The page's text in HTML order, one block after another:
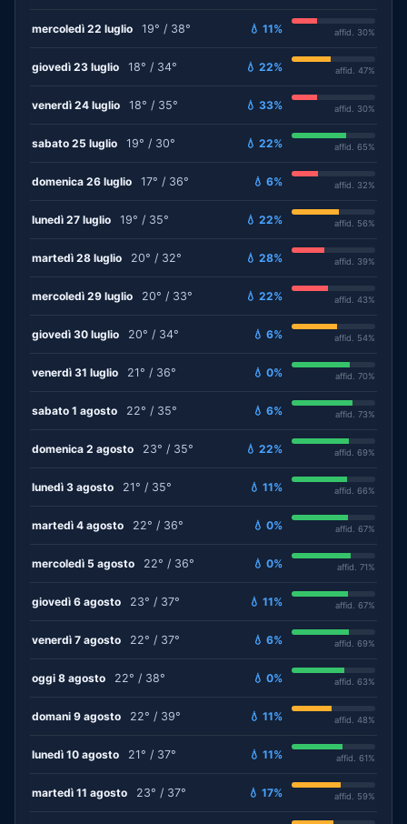
mercoledì 22 luglio 19° / 38° 💧 11% affid. 30%
giovedì 23 luglio 18° / 34° 💧 22% affid. 47%
venerdì 24 luglio 18° / 35° 💧 33% affid. 30%
sabato 25 luglio 19° / 30° 💧 22% affid. 65%
domenica 26 luglio 17° / 36° 💧 6% affid. 32%
lunedì 27 luglio 19° / 35° 💧 22% affid. 56%
martedì 28 luglio 20° / 32° 💧 28% affid. 39%
mercoledì 29 luglio 20° / 33° 💧 22% affid. 43%
giovedì 30 luglio 20° / 34° 💧 6% affid. 54%
venerdì 31 luglio 21° / 36° 💧 0% affid. 70%
sabato 1 agosto 22° / 35° 💧 6% affid. 73%
domenica 2 agosto 23° / 35° 💧 22% affid. 69%
lunedì 3 agosto 21° / 35° 💧 11% affid. 66%
martedì 4 agosto 22° / 36° 💧 0% affid. 67%
mercoledì 5 agosto 22° / 36° 💧 0% affid. 71%
giovedì 6 agosto 23° / 37° 💧 11% affid. 67%
venerdì 7 agosto 22° / 37° 💧 6% affid. 69%
oggi 8 agosto 22° / 38° 💧 0% affid. 63%
domani 9 agosto 22° / 39° 💧 11% affid. 48%
lunedì 10 agosto 21° / 37° 💧 11% affid. 61%
martedì 11 agosto 23° / 37° 💧 17% affid. 59%